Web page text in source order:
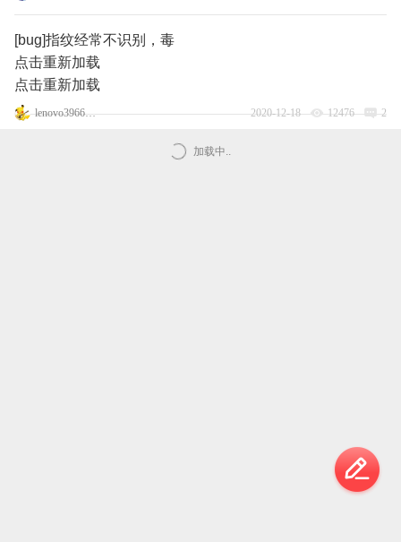
[bug]指纹经常不识别，毒
点击重新加载
点击重新加载
lenovo3966401 2020-12-18 12476 2
加载中..